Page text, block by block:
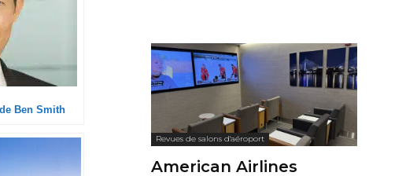
Ben Smith
Revues de salons d'aéroport
American Airlines